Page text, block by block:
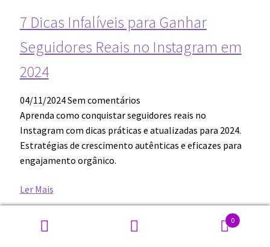
Como Aumentar engajamento
orgânico no Instagram?
05/11/2024
Em 2024, aumentar o engajamento orgânico no
Instagram, com o crescimento das redes sociais e a
evolução dos algoritmos…
Ler Mais
7 Dicas Infalíveis para Ganhar
Seguidores Reais no Instagram em
Pesquisa
0